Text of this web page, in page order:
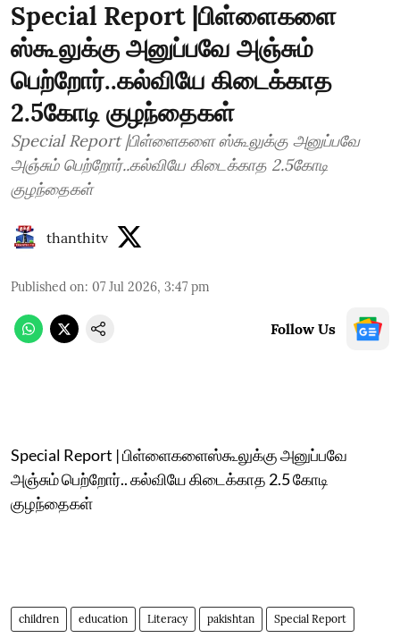
Special Report |பிள்ளைகளை
ஸ்கூலுக்கு அனுப்பவே அஞ்சும்
பெற்றோர்..கல்வியே கிடைக்காத
2.5கோடி குழந்தைகள்
Special Report |பிள்ளைகளை ஸ்கூலுக்கு அனுப்பவே
அஞ்சும் பெற்றோர்..கல்வியே கிடைக்காத 2.5கோடி
குழந்தைகள்
thanthitv
Published on: 07 Jul 2026, 3:47 pm
Follow Us
Special Report | பிள்ளைகளைஸ்கூலுக்கு அனுப்பவே
அஞ்சும் பெற்றோர்.. கல்வியே கிடைக்காத 2.5 கோடி
குழந்தைகள்
children education Literacy pakishtan Special Report